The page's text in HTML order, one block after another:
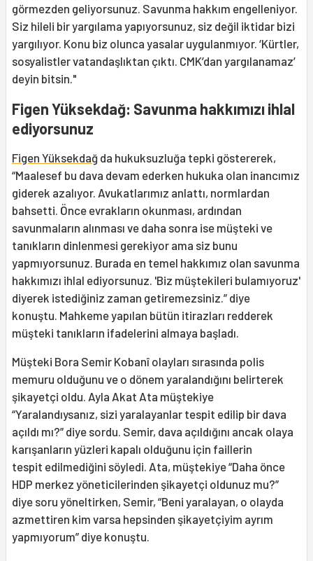
görmezden geliyorsunuz. Savunma hakkım engelleniyor.
Siz hileli bir yargılama yapıyorsunuz, siz değil iktidar bizi
yargılıyor. Konu biz olunca yasalar uygulanmıyor. ‘Kürtler,
sosyalistler vatandaşlıktan çıktı. CMK’dan yargılanamaz’
deyin bitsin."
Figen Yüksekdağ: Savunma hakkımızı ihlal
ediyorsunuz
Figen Yüksekdağ da hukuksuzluğa tepki göstererek,
“Maalesef bu dava devam ederken hukuka olan inancımız
giderek azalıyor. Avukatlarımız anlattı, normlardan
bahsetti. Önce evrakların okunması, ardından
savunmaların alınması ve daha sonra ise müşteki ve
tanıkların dinlenmesi gerekiyor ama siz bunu
yapmıyorsunuz. Burada en temel hakkımız olan savunma
hakkımızı ihlal ediyorsunuz. 'Biz müştekileri bulamıyoruz'
diyerek istediğiniz zaman getiremezsiniz.” diye
konuştu. Mahkeme yapılan bütün itirazları redderek
müşteki tanıkların ifadelerini almaya başladı.
Müşteki Bora Semir Kobanî olayları sırasında polis
memuru olduğunu ve o dönem yaralandığını belirterek
şikayetçi oldu. Ayla Akat Ata müştekiye
“Yaralandıysanız, sizi yaralayanlar tespit edilip bir dava
açıldı mı?” diye sordu. Semir, dava açıldığını ancak olaya
karışanların yüzleri kapalı olduğunu için faillerin
tespit edilmediğini söyledi. Ata, müştekiye “Daha önce
HDP merkez yöneticilerinden şikayetçi oldunuz mu?”
diye soru yöneltirken, Semir, “Beni yaralayan, o olayda
azmettiren kim varsa hepsinden şikayetçiyim ayrım
yapmıyorum” diye konuştu.